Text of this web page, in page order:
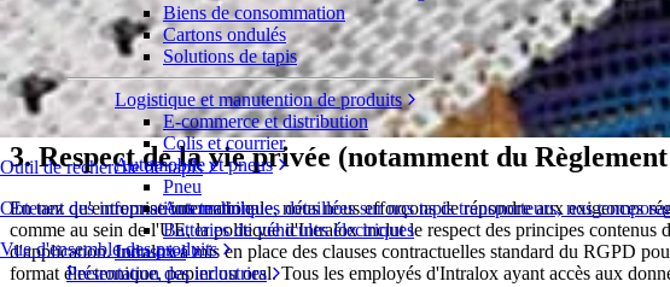
Outil de recherche de tapis
Obtenez des informations techniques détaillées sur nos tapis transporteurs, nos
Vue d'ensemble des produits
Biens de consommation
Cartons ondulés
Solutions de tapis
Logistique et manutention de produits
E-commerce et distribution
Colis et courrier
Automobile et pneus
Pneu
Automobile
Batteries de véhicules électriques
Industriel
Présentation des industries
2. Champ d'application
La présente Politique de confidentialité décrit comment nous recueillons, partageons
3. Respect de la vie privée (notamment du
En tant qu'entreprise internationale, nous nous efforçons de répondre aux exigences
comme au sein de l'UE, la politique d'Intralox inclut le respect des principes
d'application. Intralox a mis en place des clauses contractuelles standard du RGPD
format électronique, papier ou oral. Tous les employés d'Intralox ayant accès aux